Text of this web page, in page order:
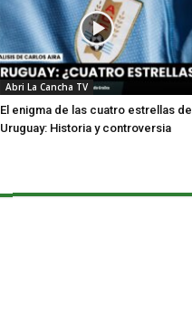
Abri La Cancha TV
El enigma de las cuatro estrellas de
Uruguay: Historia y controversia